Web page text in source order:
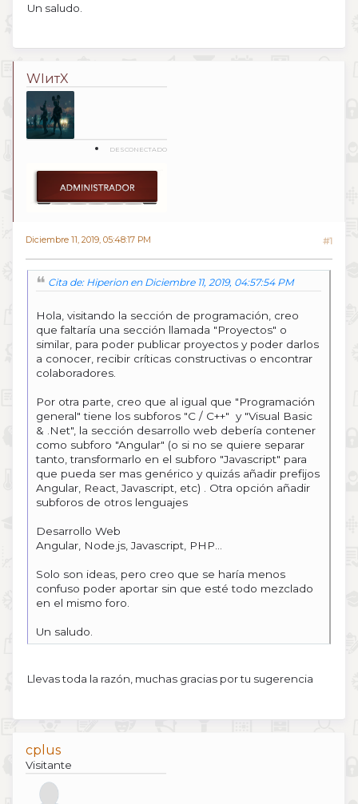
Un saludo.
WIитX
DESCONECTADO
Diciembre 11, 2019, 05:48:17 PM #1
Cita de: Hiperion en Diciembre 11, 2019, 04:57:54 PM
Hola, visitando la sección de programación, creo
que faltaría una sección llamada "Proyectos" o
similar, para poder publicar proyectos y poder darlos
a conocer, recibir críticas constructivas o encontrar
colaboradores.
Por otra parte, creo que al igual que "Programación
general" tiene los subforos "C / C++" y "Visual Basic
& .Net", la sección desarrollo web debería contener
como subforo "Angular" (o si no se quiere separar
tanto, transformarlo en el subforo "Javascript" para
que pueda ser mas genérico y quizás añadir prefijos
Angular, React, Javascript, etc) . Otra opción añadir
subforos de otros lenguajes
Desarrollo Web
Angular, Node.js, Javascript, PHP...
Solo son ideas, pero creo que se haría menos
confuso poder aportar sin que esté todo mezclado
en el mismo foro.
Un saludo.
Llevas toda la razón, muchas gracias por tu sugerencia
cplus
Visitante